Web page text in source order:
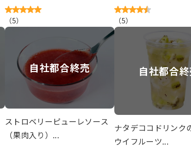
（5） （5）
自社都合終売
ストロベリーピューレソース
（果肉入り）...
自社都合
ナタデココドリンク
ウイフルーツ...